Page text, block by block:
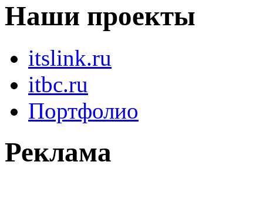
Наши проекты
itslink.ru
itbc.ru
Портфолио
Реклама